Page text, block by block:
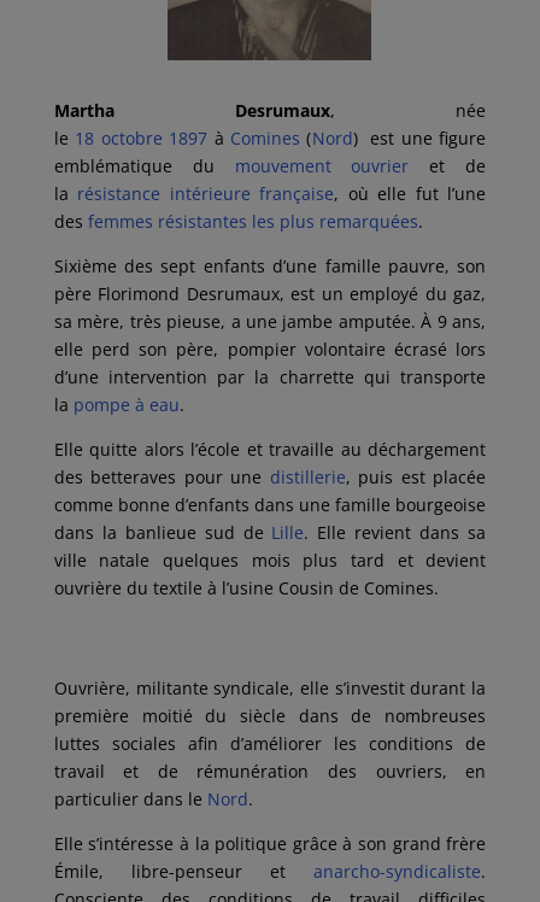
Martha Desrumaux, née
le 18 octobre 1897 à Comines (Nord) est une figure
emblématique du mouvement ouvrier et de
la résistance intérieure française, où elle fut l’une
des femmes résistantes les plus remarquées.
Sixième des sept enfants d’une famille pauvre, son
père Florimond Desrumaux, est un employé du gaz,
sa mère, très pieuse, a une jambe amputée. À 9 ans,
elle perd son père, pompier volontaire écrasé lors
d’une intervention par la charrette qui transporte
la pompe à eau.
Elle quitte alors l’école et travaille au déchargement
des betteraves pour une distillerie, puis est placée
comme bonne d’enfants dans une famille bourgeoise
dans la banlieue sud de Lille. Elle revient dans sa
ville natale quelques mois plus tard et devient
ouvrière du textile à l’usine Cousin de Comines.
Ouvrière, militante syndicale, elle s’investit durant la
première moitié du siècle dans de nombreuses
luttes sociales afin d’améliorer les conditions de
travail et de rémunération des ouvriers, en
particulier dans le Nord.
Elle s’intéresse à la politique grâce à son grand frère
Émile, libre-penseur etanarcho-syndicaliste.